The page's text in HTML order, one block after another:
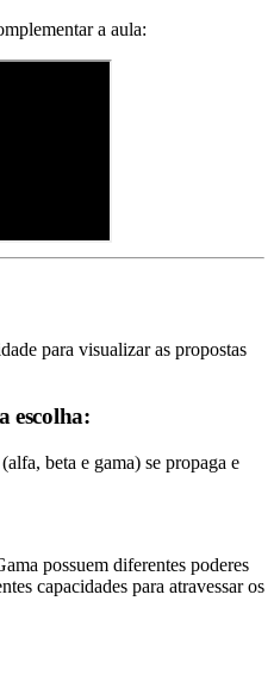
a aula:
para visualizar as propostas
escolha:
beta e gama) se propaga e
possuem diferentes poderes
capacidades para atravessar os